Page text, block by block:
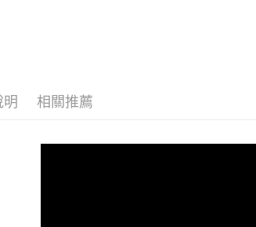
明 相關推薦